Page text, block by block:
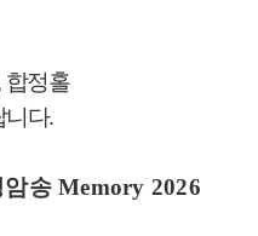
합정홀
니다.
암송Memory 2026